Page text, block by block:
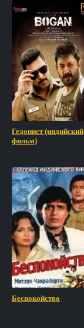
Гедонист (индийский
фильм)
Беспокойство